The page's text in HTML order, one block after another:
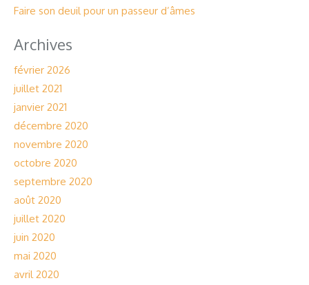
Faire son deuil pour un passeur d’âmes
Archives
février 2026
juillet 2021
janvier 2021
décembre 2020
novembre 2020
octobre 2020
septembre 2020
août 2020
juillet 2020
juin 2020
mai 2020
avril 2020